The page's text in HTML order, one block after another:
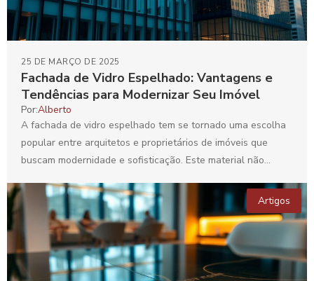
Fachada de Vidro Espelhado: Vantagens e
Tendências para Modernizar Seu Imóvel
25 DE MARÇO DE 2025
Por:Alberto
A fachada de vidro espelhado tem se tornado uma escolha
popular entre arquitetos e proprietários de imóveis que
buscam modernidade e sofisticação. Este material não...
Artigos